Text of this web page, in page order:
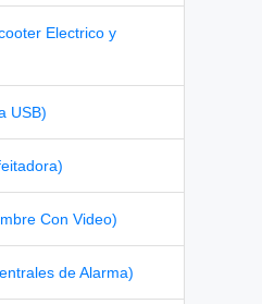
Electrico y
USB)
Con Video)
de Alarma)